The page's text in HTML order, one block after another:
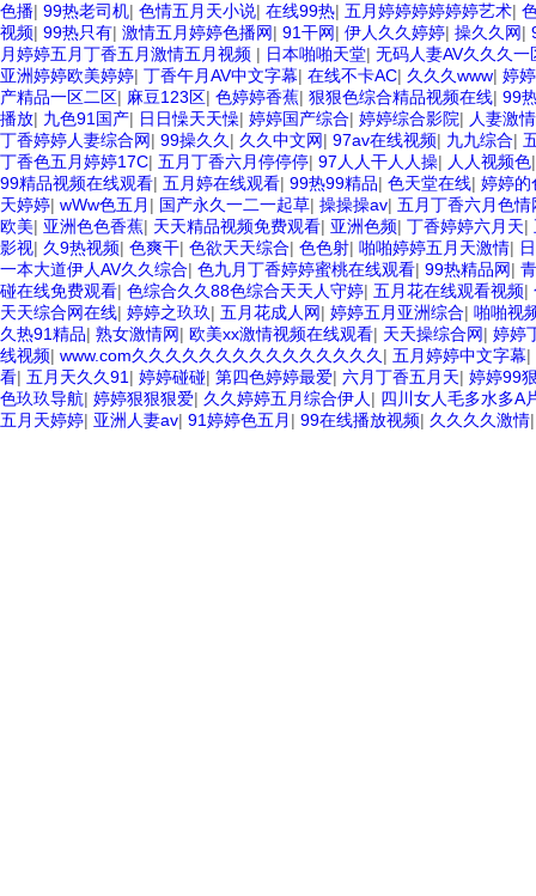
色播| 99热老司机| 色情五月天小说| 在线99热| 五月婷婷婷婷婷婷艺术|
视频| 99热只有| 激情五月婷婷色播网| 91干网| 伊人久久婷婷| 操久久网|
月婷婷五月丁香五月激情五月视频 | 日本啪啪天堂| 无码人妻AV久久久
亚洲婷婷欧美婷婷| 丁香午月AV中文字幕| 在线不卡AC| 久久久www| 婷
产精品一区二区| 麻豆123区| 色婷婷香蕉| 狠狠色综合精品视频在线| 99
播放| 九色91国产| 日日懆天天懆| 婷婷国产综合| 婷婷综合影院| 人妻激
丁香婷婷人妻综合网| 99操久久 | 久久中文网| 97av在线视频| 九九综合|
丁香色五月婷婷17C| 五月丁香六月停停停| 97人人干人人操| 人人视频色
99精品视频在线观看| 五月婷在线观看| 99热99精品| 色天堂在线| 婷婷的
天婷婷| wWw色五月 | 国产永久一二一起草| 操操操av| 五月丁香六月色情
欧美| 亚洲色色香蕉| 天天精品视频免费观看| 亚洲色频| 丁香婷婷六月天|
影视| 久9热视频| 色爽干| 色欲天天综合| 色色射| 啪啪婷婷五月天激情|
一本大道伊人AV久久综合| 色九月丁香婷婷蜜桃在线观看| 99热精品网|
碰在线免费观看| 色综合久久88色综合天天人守婷| 五月花在线观看视频|
天天综合网在线| 婷婷之玖玖| 五月花成人网| 婷婷五月亚洲综合| 啪啪视
久热91精品| 熟女激情网| 欧美xx激情视频在线观看| 天天操综合网| 婷婷
线视频| www.com久久久久久久久久久久久久久久久 | 五月婷婷中文字幕|
看| 五月天久久91 | 婷婷碰碰| 第四色婷婷最爱| 六月丁香五月天| 婷婷99
色玖玖导航| 婷婷狠狠狠爱| 久久婷婷五月综合伊人 | 四川女人毛多水多A
五月天婷婷| 亚洲人妻av| 91婷婷色五月 | 99在线播放视频| 久久久久激情